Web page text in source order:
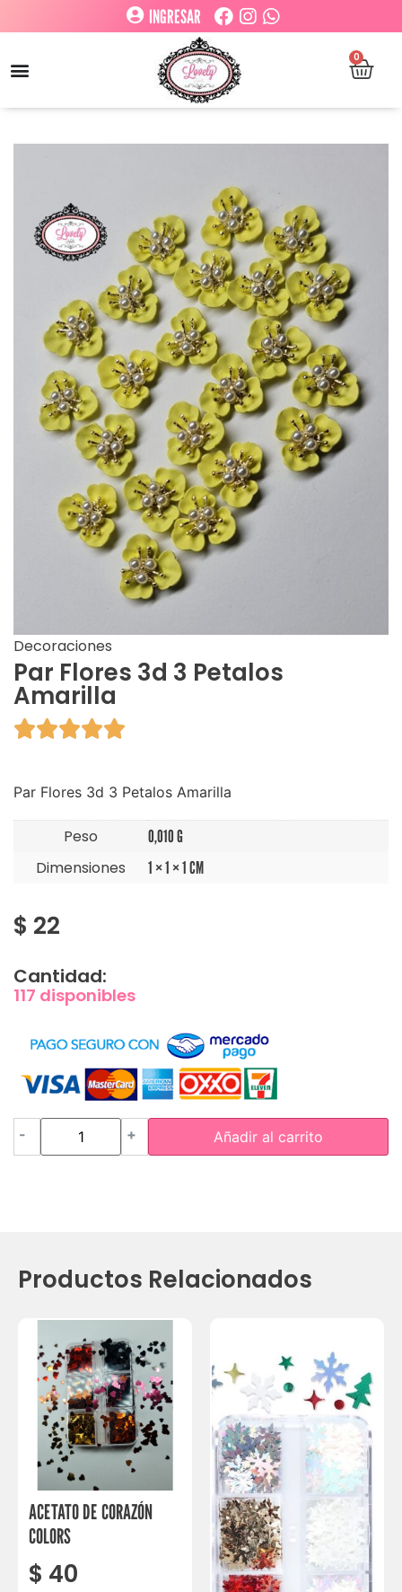
INGRESAR
0
Decoraciones
Par Flores 3d 3 Petalos
Amarilla

Par Flores 3d 3 Petalos Amarilla
Peso 0,010 G
Dimensiones 1 × 1 × 1 CM
$ 22
Cantidad:
117 disponibles
- + Añadir al carrito
Productos Relacionados
ACETATO DE CORAZÓN
COLORS
$ 40